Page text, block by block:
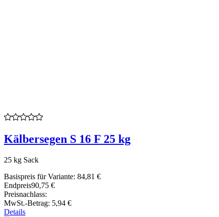
Kälbersegen S 16 F 25 kg
25 kg Sack
Basispreis für Variante: 84,81 €
Endpreis90,75 €
Preisnachlass:
MwSt.-Betrag: 5,94 €
Details